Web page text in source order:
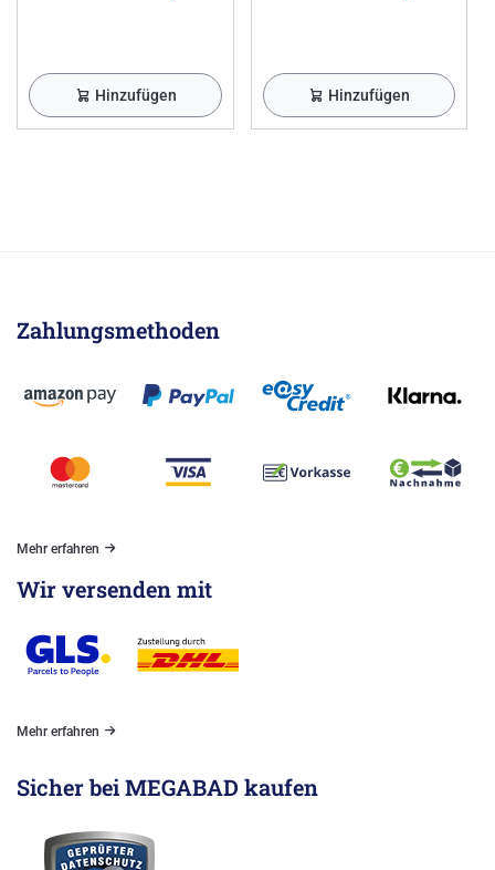
Hinzufügen Hinzufügen
Zahlungsmethoden
Mehr erfahren
Wir versenden mit
Mehr erfahren
Sicher bei MEGABAD kaufen